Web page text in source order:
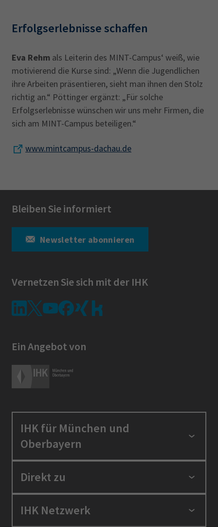
Erfolgserlebnisse schaffen
Eva Rehm als Leiterin des MINT-Campus‘ weiß, wie
motivierend die Kurse sind: „Wenn die Jugendlichen
ihre Arbeiten präsentieren, sieht man ihnen den Stolz
richtig an.“ Pöttinger ergänzt: „Für solche
Erfolgserlebnisse wünschen wir uns mehr Firmen, die
sich am MINT-Campus beteiligen.“
www.mintcampus-dachau.de
Bleiben Sie informiert
Newsletter abonnieren
Vernetzen Sie sich mit der IHK
Ein Angebot von
IHK für München und
Oberbayern
Standortpolitik
Berufszugang
Direkt zu
Positionen
IHK Netzwerk